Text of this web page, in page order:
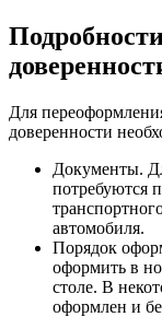
Для
доверенности
Документы.
потребуются
автомобиля.
Порядок
оформить в
столе. В
оформлен и